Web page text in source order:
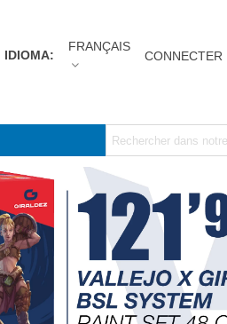
IDIOMA:
FRANÇAIS
CONNECTER